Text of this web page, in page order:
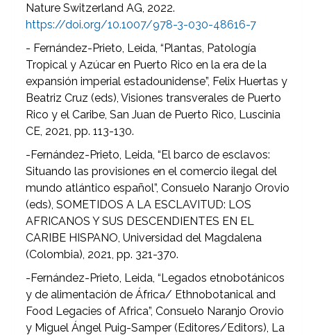
Nature Switzerland AG, 2022.
https://doi.org/10.1007/978-3-030-48616-7
- Fernández-Prieto, Leida, “Plantas, Patología
Tropical y Azúcar en Puerto Rico en la era de la
expansión imperial estadounidense”, Felix Huertas y
Beatriz Cruz (eds), Visiones transverales de Puerto
Rico y el Caribe, San Juan de Puerto Rico, Luscinia
CE, 2021, pp. 113-130.
-Fernández-Prieto, Leida, “El barco de esclavos:
Situando las provisiones en el comercio ilegal del
mundo atlántico español”, Consuelo Naranjo Orovio
(eds), SOMETIDOS A LA ESCLAVITUD: LOS
AFRICANOS Y SUS DESCENDIENTES EN EL
CARIBE HISPANO, Universidad del Magdalena
(Colombia), 2021, pp. 321-370.
-Fernández-Prieto, Leida, “Legados etnobotánicos
y de alimentación de África/ Ethnobotanical and
Food Legacies of Africa”, Consuelo Naranjo Orovio
y Miguel Ángel Puig-Samper (Editores/Editors), La